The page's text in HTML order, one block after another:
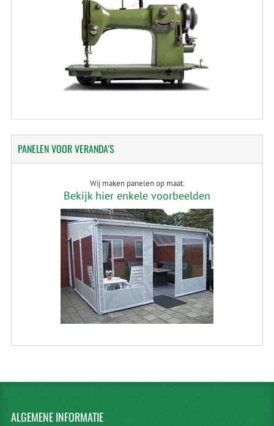
PANELENVOOR VERANDA'S
Wij maken panelen op maat.
Bekijk hier enkele voorbeelden
ALGEMENEINFORMATIE